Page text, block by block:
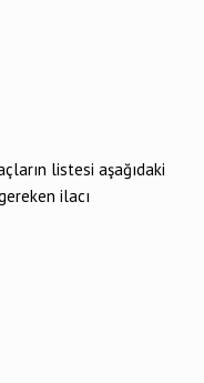
listesi aşağıdaki
ilacı